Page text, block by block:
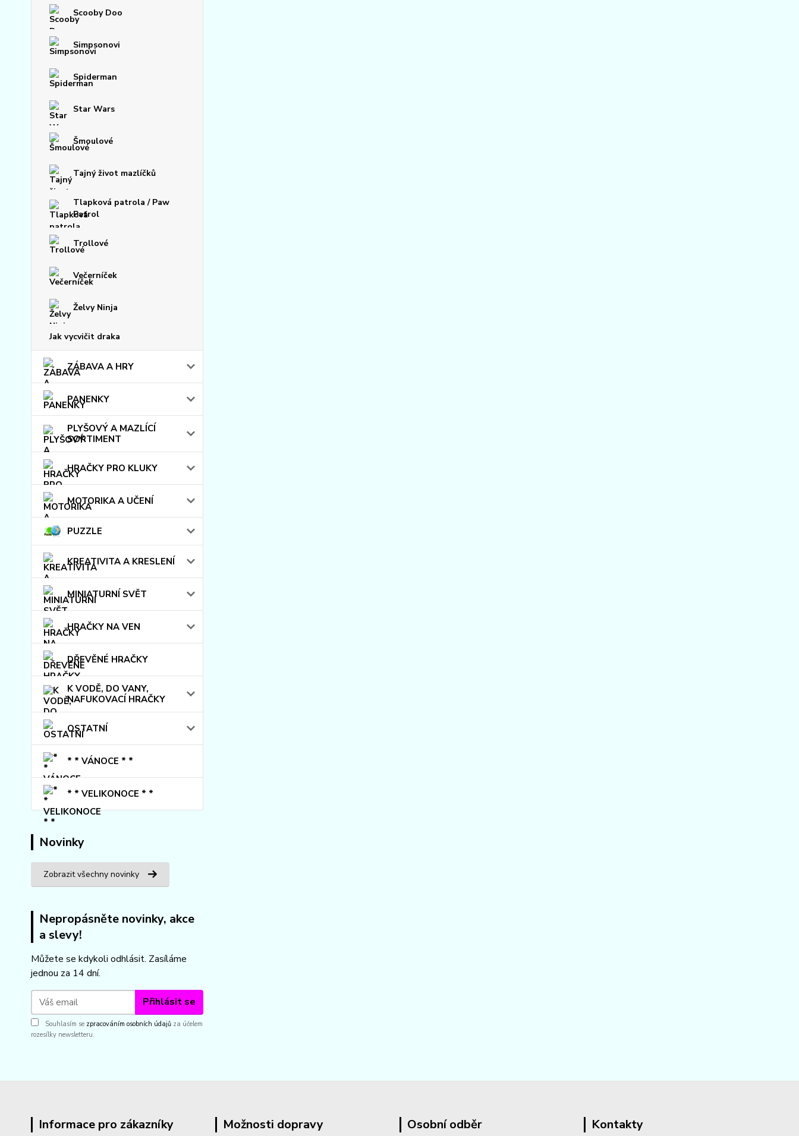
Scooby Doo
Simpsonovi
Spiderman
Star Wars
Šmoulové
Tajný život mazlíčků
Tlapková patrola / Paw
Patrol
Trollové
Večerníček
Želvy Ninja
Jak vycvičit draka
ZÁBAVA A HRY
PANENKY
PLYŠOVÝ A MAZLÍCÍ
SORTIMENT
HRAČKY PRO KLUKY
MOTORIKA A UČENÍ
PUZZLE
KREATIVITA A KRESLENÍ
MINIATURNÍ SVĚT
HRAČKY NA VEN
DŘEVĚNÉ HRAČKY
K VODĚ, DO VANY,
NAFUKOVACÍ HRAČKY
OSTATNÍ
* * VÁNOCE * *
* * VELIKONOCE * *
Novinky
Zobrazit všechny novinky
Nepropásněte novinky, akce
a slevy!
Můžete se kdykoli odhlásit. Zasíláme
jednou za 14 dní.
Přihlásit se
Souhlasím se zpracováním osobních údajů za účelem
rozesílky newsletteru.
Informace pro zákazníky Možnosti dopravy Osobní odběr Kontakty